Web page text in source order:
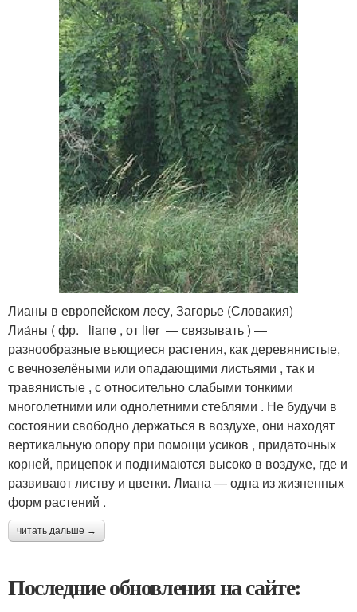
Лианы в европейском лесу, Загорье (Словакия)
Лиа́ны ( фр. liane , от lier — связывать ) —
разнообразные вьющиеся растения, как деревянистые,
с вечнозелёными или опадающими листьями , так и
травянистые , с относительно слабыми тонкими
многолетними или однолетними стеблями . Не будучи в
состоянии свободно держаться в воздухе, они находят
вертикальную опору при помощи усиков , придаточных
корней, прицепок и поднимаются высоко в воздухе, где и
развивают листву и цветки. Лиана — одна из жизненных
форм растений .
читать дальше →
Последние обновления на сайте: